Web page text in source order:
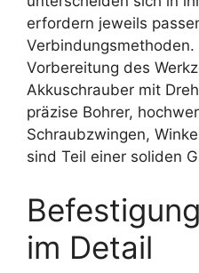
erfordern jeweils
Vorbereitung des
Akkuschrauber mit
präzise Bohrer,
Schraubzwingen,
sind Teil einer soliden
im Detail